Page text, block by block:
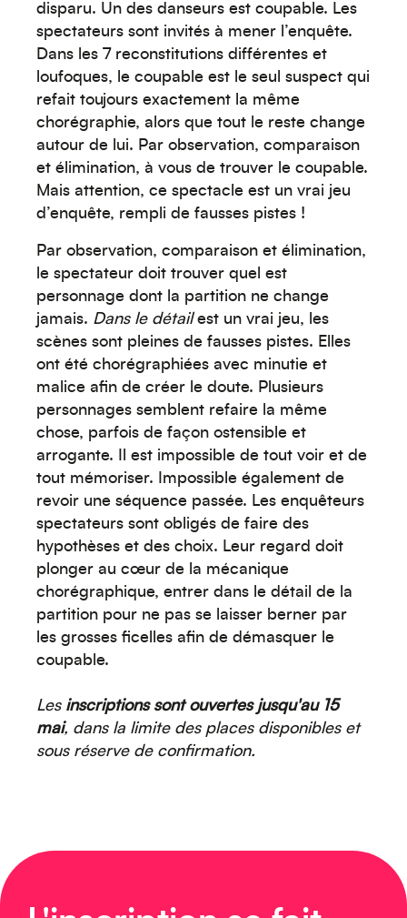
disparu. Un des danseurs est coupable. Les
spectateurs sont invités à mener l’enquête.
Dans les 7 reconstitutions différentes et
loufoques, le coupable est le seul suspect qui
refait toujours exactement la même
chorégraphie, alors que tout le reste change
autour de lui. Par observation, comparaison
et élimination, à vous de trouver le coupable.
Mais attention, ce spectacle est un vrai jeu
d’enquête, rempli de fausses pistes !
Par observation, comparaison et élimination,
le spectateur doit trouver quel est
personnage dont la partition ne change
jamais. Dans le détail est un vrai jeu, les
scènes sont pleines de fausses pistes. Elles
ont été chorégraphiées avec minutie et
malice afin de créer le doute. Plusieurs
personnages semblent refaire la même
chose, parfois de façon ostensible et
arrogante. Il est impossible de tout voir et de
tout mémoriser. Impossible également de
revoir une séquence passée. Les enquêteurs
spectateurs sont obligés de faire des
hypothèses et des choix. Leur regard doit
plonger au cœur de la mécanique
chorégraphique, entrer dans le détail de la
partition pour ne pas se laisser berner par
les grosses ficelles afin de démasquer le
coupable.
Les inscriptions sont ouvertes jusqu'au 15
mai, dans la limite des places disponibles et
sous réserve de confirmation.
Caraïbes
Europe
Moyen-Orient
Océanie
Créez votre événement